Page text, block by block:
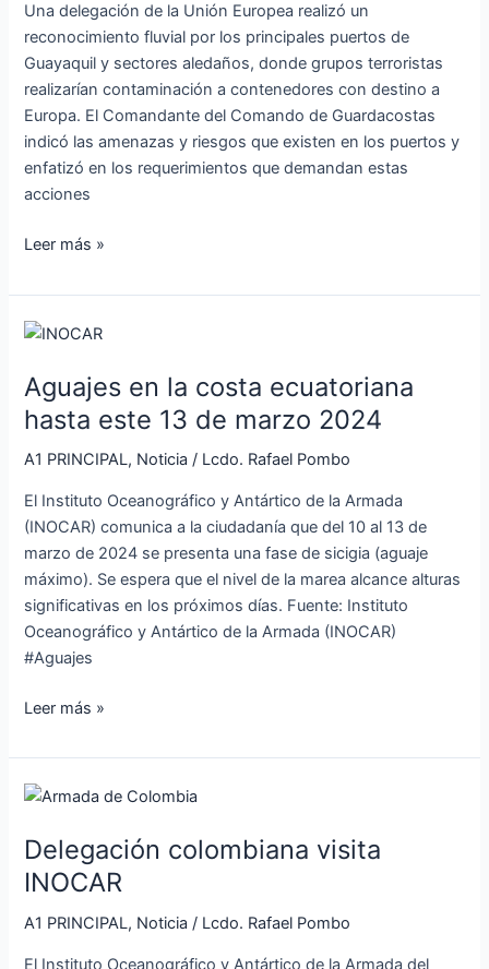
Una delegación de la Unión Europea realizó un
reconocimiento fluvial por los principales puertos de
Guayaquil y sectores aledaños, donde grupos terroristas
realizarían contaminación a contenedores con destino a
Europa. El Comandante del Comando de Guardacostas
indicó las amenazas y riesgos que existen en los puertos y
enfatizó en los requerimientos que demandan estas
acciones
Comando
Guardacosta
Leer más »
Aguajes en la costa ecuatoriana
hasta este 13 de marzo 2024
A1 PRINCIPAL, Noticia / Lcdo. Rafael Pombo
El Instituto Oceanográfico y Antártico de la Armada
(INOCAR) comunica a la ciudadanía que del 10 al 13 de
marzo de 2024 se presenta una fase de sicigia (aguaje
máximo). Se espera que el nivel de la marea alcance alturas
significativas en los próximos días. Fuente: Instituto
Oceanográfico y Antártico de la Armada (INOCAR)
#Aguajes
Aguajes
la
costa
ecuatoriana
hasta
13
de
marzo
Leer más »
Delegación colombiana visita
INOCAR
A1 PRINCIPAL, Noticia / Lcdo. Rafael Pombo
El Instituto Oceanográfico y Antártico de la Armada del
Delegación
visita
INOCAR